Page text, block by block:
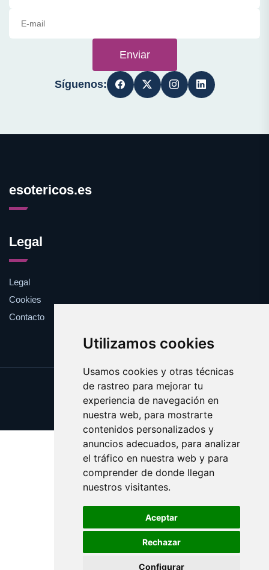
Utilizamos cookies
Usamos cookies y otras técnicas
de rastreo para mejorar tu
experiencia de navegación en
nuestra web, para mostrarte
contenidos personalizados y
anuncios adecuados, para analizar
el tráfico en nuestra web y para
comprender de donde llegan
nuestros visitantes.
Aceptar
Rechazar
Configurar
Enviar
Síguenos:
esotericos.es
Legal
Legal
Cookies
Contacto
Update cookies preferences
Copyright © 2025 esotericos.es